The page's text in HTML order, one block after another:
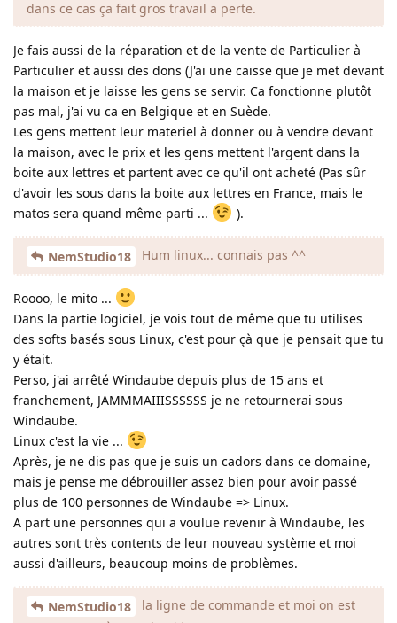
dans ce cas ça fait gros travail a perte.
Je fais aussi de la réparation et de la vente de Particulier à
Particulier et aussi des dons (J'ai une caisse que je met devant
la maison et je laisse les gens se servir. Ca fonctionne plutôt
pas mal, j'ai vu ca en Belgique et en Suède.
Les gens mettent leur materiel à donner ou à vendre devant
la maison, avec le prix et les gens mettent l'argent dans la
boite aux lettres et partent avec ce qu'il ont acheté (Pas sûr
d'avoir les sous dans la boite aux lettres en France, mais le
matos sera quand même parti ...
).
NemStudio18 Hum linux... connais pas ^^
Roooo, le mito ...
Dans la partie logiciel, je vois tout de même que tu utilises
des softs basés sous Linux, c'est pour çà que je pensait que tu
y était.
Perso, j'ai arrêté Windaube depuis plus de 15 ans et
franchement, JAMMMAIIISSSSSS je ne retournerai sous
Windaube.
Linux c'est la vie ...
Après, je ne dis pas que je suis un cadors dans ce domaine,
mais je pense me débrouiller assez bien pour avoir passé
plus de 100 personnes de Windaube => Linux.
A part une personnes qui a voulue revenir à Windaube, les
autres sont très contents de leur nouveau système et moi
aussi d'ailleurs, beaucoup moins de problèmes.
NemStudio18
la ligne de commande et moi on est